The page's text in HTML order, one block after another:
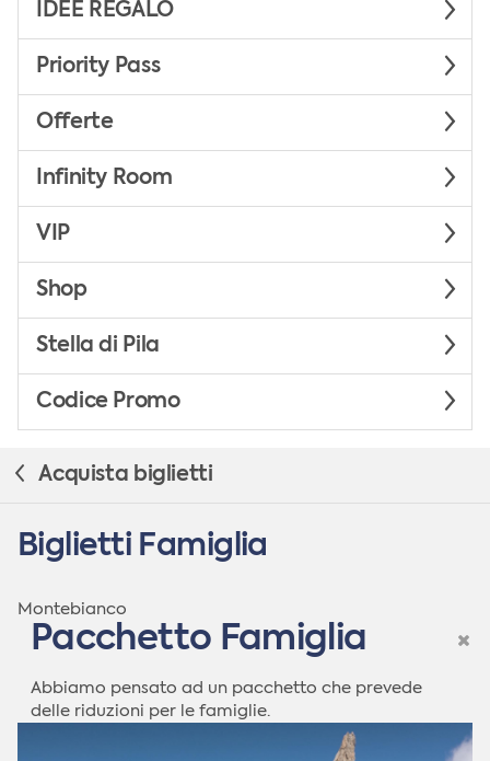
IDEE REGALO
Priority Pass
Offerte
Infinity Room
VIP
Shop
Stella di Pila
Codice Promo
Acquista biglietti
Biglietti Famiglia
Montebianco
Pacchetto Famiglia
Abbiamo pensato ad un pacchetto che prevede
delle riduzioni per le famiglie.